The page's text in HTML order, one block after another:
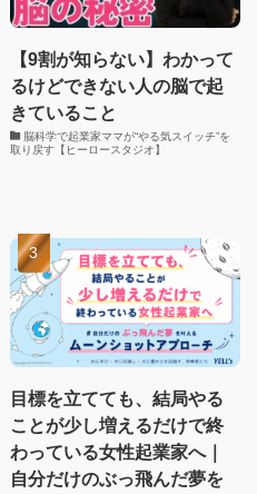
【9割が知らない】わかって
るけどできない人の脳で起
きていること
脳科学で起業家ママが“やる気スイッチ”を
取り戻す【ヒーロースタジオ】
目標を立てても、結局やる
ことが少し増えるだけで終
わっている女性起業家へ｜
自分だけのぶっ飛んだ夢を